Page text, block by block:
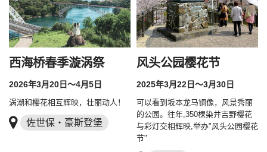
西海桥春季漩涡祭
2026年3月20日～4月5日
涡潮和樱花相互辉映，壮丽动人！
佐世保・豪斯登堡
风头公园樱花节
2025年3月22日～3月30日
可以看到坂本龙马铜像，风景秀丽
的公园。往年,350棵染井吉野樱花
与彩灯交相辉映,举办"风头公园樱花
节"